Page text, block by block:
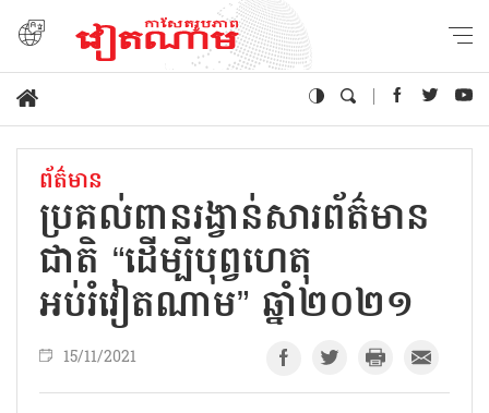
ព័ត៌មាន
ប្រគល់ពានរង្វាន់សារព័ត៌មាន
ជាតិ “ដើម្បីបុព្វហេតុ
អប់រំវៀតណាម” ឆ្នាំ២០២១
15/11/2021